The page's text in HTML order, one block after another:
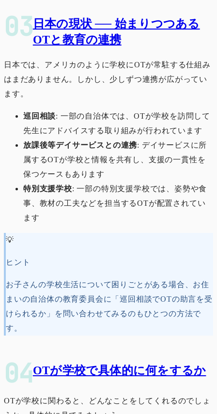
日本の現状 ── 始まりつつある
OTと教育の連携
日本では、アメリカのように学校にOTが常駐する仕組み
はまだありません。しかし、少しずつ連携が広がってい
ます。
巡回相談: 一部の自治体では、OTが学校を訪問して
先生にアドバイスする取り組みが行われています
放課後等デイサービスとの連携: デイサービスに所
属するOTが学校と情報を共有し、支援の一貫性を
保つケースもあります
特別支援学校: 一部の特別支援学校では、姿勢や食
事、教材の工夫などを担当するOTが配置されてい
ます
💡
ヒント
お子さんの学校生活について困りごとがある場合、お住
まいの自治体の教育委員会に「巡回相談でOTの助言を受
けられるか」を問い合わせてみるのもひとつの方法で
す。
OTが学校で具体的に何をするか
OTが学校に関わると、どんなことをしてくれるのでしょ